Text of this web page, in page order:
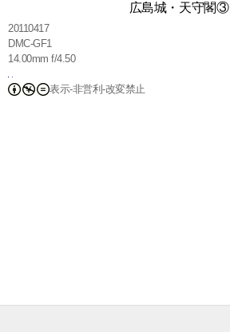
広島城・天守閣③
20110417
DMC-GF1
14.00mm f/4.50
表示-非営利-改変禁止